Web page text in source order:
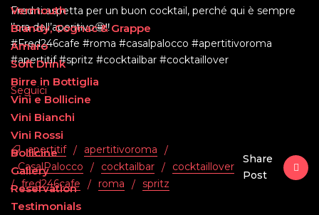
Vermouth
Brandy, Cognac & Grappe
Amaro
Soft Drink
Birre in Bottiglia
Vini e Bollicine
Vini Bianchi
Vini Rossi
Bollicine
Gallery
Reservation
Testimonials
Fred ti aspetta per un buon cocktail, perché qui è sempre
l’ora dell’aperitivo🤩‼️
#Fred246cafe #roma #casalpalocco #apertitivoroma
#apertitif #spritz #cocktailbar #cocktaillover
Seguici
apertitif / apertitivoroma
/
CasalPalocco
/ cocktailbar /
cocktaillover
/ fred246cafe / roma / spritz
Share
Post